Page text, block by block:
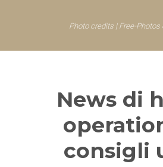
Photo credits | Free-Photos
News di
consigli